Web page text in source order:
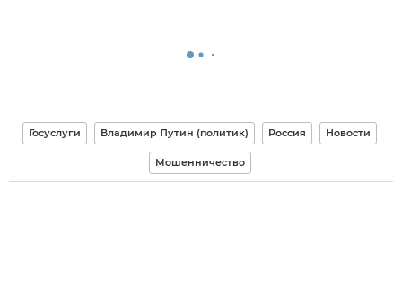
Госуслуги Владимир Путин (политик) Россия Новости
Мошенничество